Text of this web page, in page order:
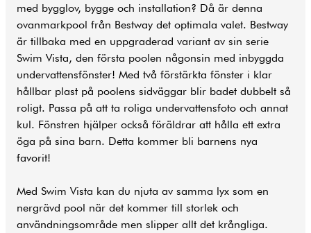
med bygglov, bygge och installation? Då är denna
ovanmarkpool från Bestway det optimala valet. Bestway
är tillbaka med en uppgraderad variant av sin serie
Swim Vista, den första poolen någonsin med inbyggda
undervattensfönster! Med två förstärkta fönster i klar
hållbar plast på poolens sidväggar blir badet dubbelt så
roligt. Passa på att ta roliga undervattensfoto och annat
kul. Fönstren hjälper också föräldrar att hålla ett extra
öga på sina barn. Detta kommer bli barnens nya
favorit!
Med Swim Vista kan du njuta av samma lyx som en
nergrävd pool när det kommer till storlek och
användningsområde men slipper allt det krångliga.